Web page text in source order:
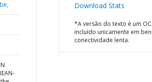
Download Stats
*A versão do texto é um
incluído unicamente em
conectividade lenta.